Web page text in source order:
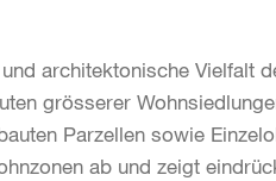
architektonische Vielfalt
grösserer
Parzellen sowie
ab und zeigt